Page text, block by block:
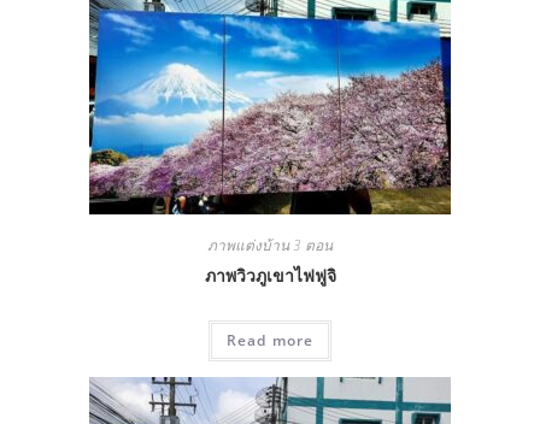
ภาพแต่งบ้าน 3 ตอน
ภาพวิวภูเขาไฟฟูจิ
Read more